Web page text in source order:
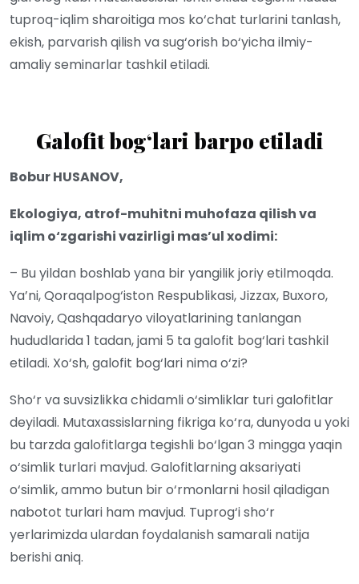
tuproq-iqlim sharoitiga mos ko‘chat turlarini tanlash,
ekish, parvarish qilish va sug‘orish bo‘yicha ilmiy-
amaliy seminarlar tashkil etiladi.
Galofit bog‘lari barpo etiladi
Bobur HUSANOV,
Ekologiya, atrof-muhitni muhofaza qilish va
iqlim o‘zgarishi vazirligi mas’ul xodimi:
– Bu yildan boshlab yana bir yangilik joriy etilmoqda.
Ya’ni, Qoraqalpog‘iston Respublikasi, Jizzax, Buxoro,
Navoiy, Qashqadaryo viloyatlarining tanlangan
hududlarida 1 tadan, jami 5 ta galofit bog‘lari tashkil
etiladi. Xo‘sh, galofit bog‘lari nima o‘zi?
Sho‘r va suvsizlikka chidamli o‘simliklar turi galofitlar
deyiladi. Mutaxassislarning fikriga ko‘ra, dunyoda u yoki
bu tarzda galofitlarga tegishli bo‘lgan 3 mingga yaqin
o‘simlik turlari mavjud. Galofitlarning aksariyati
o‘simlik, ammo butun bir o‘rmonlarni hosil qiladigan
nabotot turlari ham mavjud. Tuprog‘i sho‘r
yerlarimizda ulardan foydalanish samarali natija
berishi aniq.